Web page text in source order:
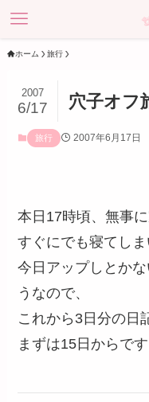
ホーム 旅行
穴子オフ
2007
6/17
旅行 2007年6月17日
本日17時頃、無事
すぐにでも寝てし
今日アップしとか
うなので、
これから3日分の日
まずは15日からです